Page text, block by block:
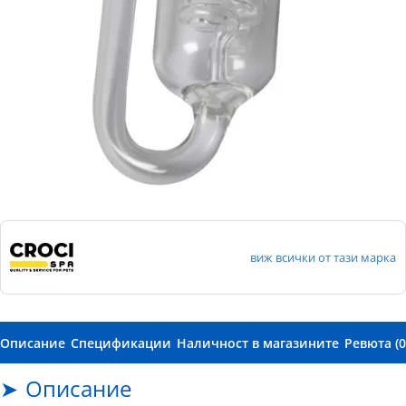
виж всички от тази марка
Описание Спецификации Наличност в магазините Ревюта
Описание